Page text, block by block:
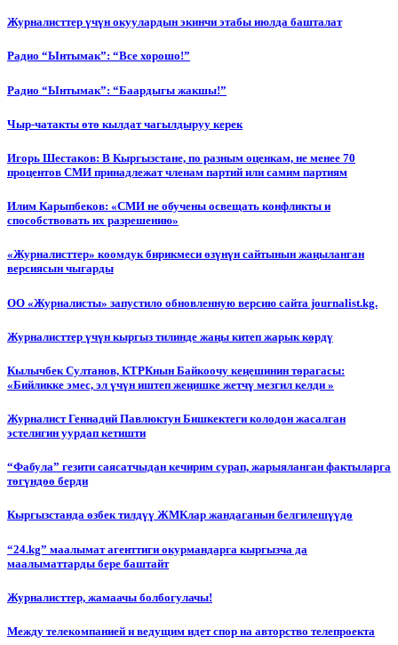
Журналисттер үчүн окуулардын экинчи этабы июлда башталат
Радио “Ынтымак”: “Все хорошо!”
Радио “Ынтымак”: “Баардыгы жакшы!”
Чыр-чатакты өтө кылдат чагылдыруу керек
Игорь Шестаков: В Кыргызстане, по разным оценкам, не менее 70
процентов СМИ принадлежат членам партий или самим партиям
Илим Карыпбеков: «СМИ не обучены освещать конфликты и
способствовать их разрешению»
«Журналисттер» коомдук бирикмеси өзүнүн сайтынын жаңыланган
версиясын чыгарды
ОО «Журналисты» запустило обновленную версию сайта journalist.kg.
Журналисттер үчүн кыргыз тилинде жаңы китеп жарык көрдү
Кылычбек Султанов, КТРКнын Байкоочу кеңешинин төрагасы:
«Бийликке эмес, эл үчүн иштеп жеңишке жетчү мезгил келди »
Журналист Геннадий Павлюктун Бишкектеги колодон жасалган
эстелигин уурдап кетишти
“Фабула” гезити саясатчыдан кечирим сурап, жарыяланган фактыларга
төгүндөө берди
Кыргызстанда өзбек тилдүү ЖМКлар жандаганын белгилешүүдө
“24.kg” маалымат агенттиги окурмандарга кыргызча да
маалыматтарды бере баштайт
Журналисттер, жамаачы болбогулачы!
Между телекомпанией и ведущим идет спор на авторство телепроекта